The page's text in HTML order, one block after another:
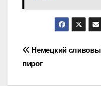
по
Немецкий
пирог